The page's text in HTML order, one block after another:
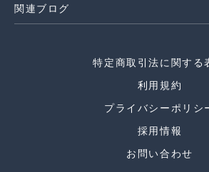
関連ブログ
特定商取引法に関する
利用規約
プライバシーポリシ
採用情報
お問い合わせ